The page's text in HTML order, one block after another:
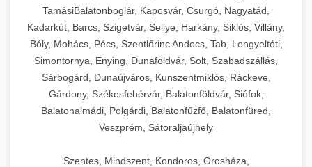
TamásiBalatonboglár, Kaposvár, Csurgó, Nagyatád,
Kadarkút, Barcs, Szigetvár, Sellye, Harkány, Siklós, Villány,
Bóly, Mohács, Pécs, Szentlőrinc Andocs, Tab, Lengyeltóti,
Simontornya, Enying, Dunaföldvár, Solt, Szabadszállás,
Sárbogárd, Dunaújváros, Kunszentmiklós, Ráckeve,
Gárdony, Székesfehérvár, Balatonföldvár, Siófok,
Balatonalmádi, Polgárdi, Balatonfűzfő, Balatonfüred,
Veszprém, Sátoraljaújhely
Szentes, Mindszent, Kondoros, Orosháza,